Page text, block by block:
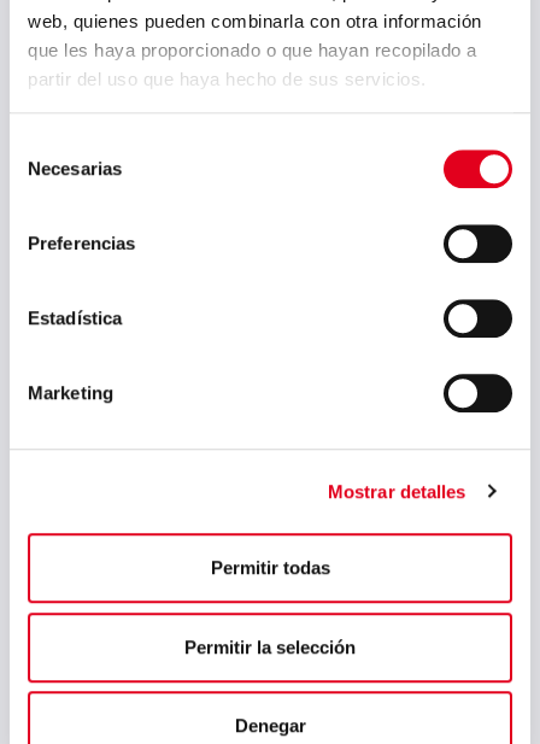
web, quienes pueden combinarla con otra información
que les haya proporcionado o que hayan recopilado a
partir del uso que haya hecho de sus servicios.
Necesarias
Preferencias
Estadística
Marketing
Mostrar detalles
Permitir todas
Permitir la selección
Denegar
Conciliación de la Vida
Familiar y Laboral
y mujeres.
Selección e Incorporación
Garantizar la igualdad en los
procesos de reclutamiento.